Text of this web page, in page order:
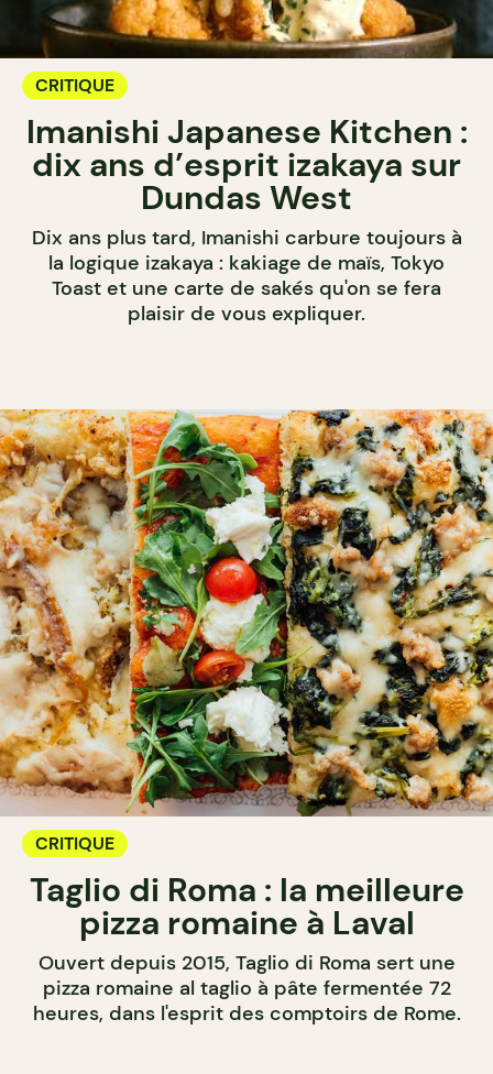
CRITIQUE
Imanishi Japanese Kitchen :
dix ans d’esprit izakaya sur
Dundas West
Dix ans plus tard, Imanishi carbure toujours à
la logique izakaya : kakiage de maïs, Tokyo
Toast et une carte de sakés qu'on se fera
plaisir de vous expliquer.
CRITIQUE
Taglio di Roma : la meilleure
pizza romaine à Laval
Ouvert depuis 2015, Taglio di Roma sert une
pizza romaine al taglio à pâte fermentée 72
heures, dans l'esprit des comptoirs de Rome.